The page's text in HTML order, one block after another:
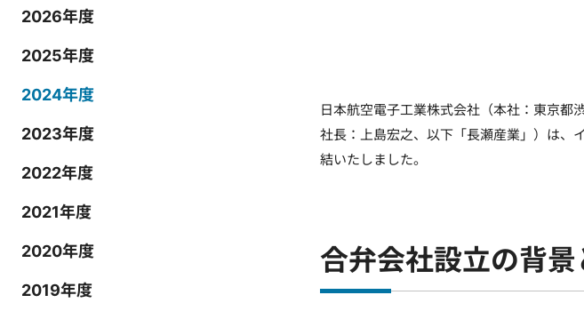
2026年度
2025年度
2024年度
2023年度
2022年度
2021年度
2020年度
2019年度
日本航空電子工業株式会社（本社：東京都
社長：上島宏之、以下「長瀬産業」）は、
結いたしました。
合弁会社設立の背景